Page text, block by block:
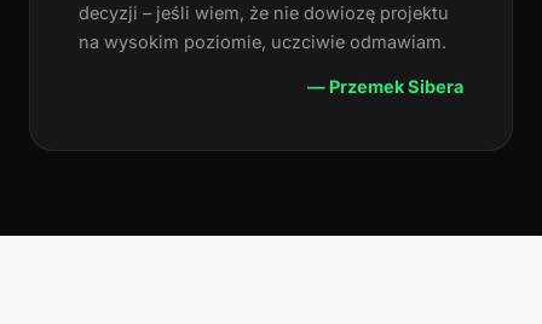
decyzji – jeśli wiem, że nie dowiozę projektu
na wysokim poziomie, uczciwie odmawiam.
— Przemek Sibera